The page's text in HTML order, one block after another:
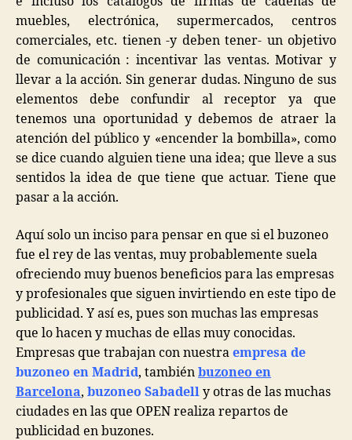
muebles, electrónica, supermercados, centros
comerciales, etc. tienen -y deben tener- un objetivo
de comunicación : incentivar las ventas. Motivar y
llevar a la acción. Sin generar dudas. Ninguno de sus
elementos debe confundir al receptor ya que
tenemos una oportunidad y debemos de atraer la
atención del público y «encender la bombilla», como
se dice cuando alguien tiene una idea; que lleve a sus
sentidos la idea de que tiene que actuar. Tiene que
pasar a la acción.
Aquí solo un inciso para pensar en que si el buzoneo
fue el rey de las ventas, muy probablemente suela
ofreciendo muy buenos beneficios para las empresas
y profesionales que siguen invirtiendo en este tipo de
publicidad. Y así es, pues son muchas las empresas
que lo hacen y muchas de ellas muy conocidas.
Empresas que trabajan con nuestra empresa de
buzoneo en Madrid, también buzoneo en
Barcelona, buzoneo Sabadell y otras de las muchas
ciudades en las que OPEN realiza repartos de
publicidad en buzones.